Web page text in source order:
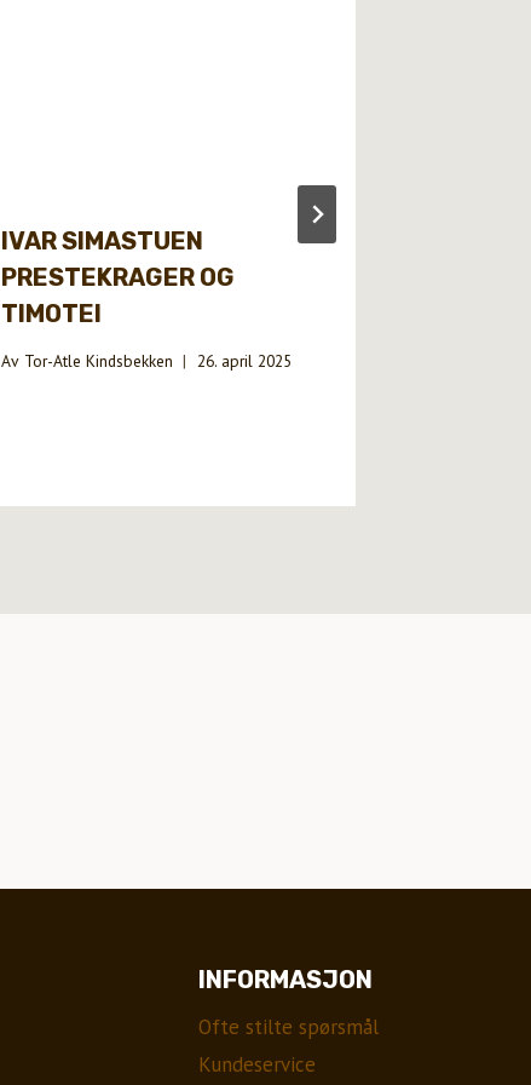
IVAR SIMASTUEN
PRESTEKRAGER OG
TIMOTEI
Av Tor-Atle Kindsbekken 26. april 2025
INFORMASJON
Ofte stilte spørsmål
Kundeservice